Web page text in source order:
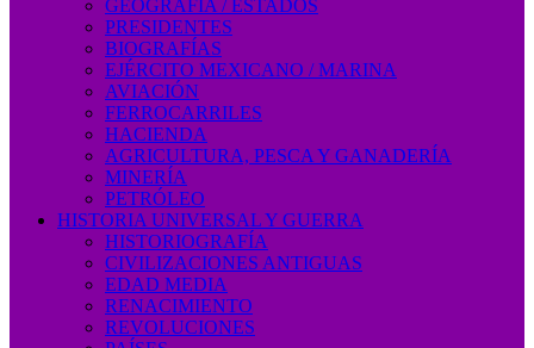
GEOGRAFÍA / ESTADOS
PRESIDENTES
BIOGRAFÍAS
EJÉRCITO MEXICANO / MARINA
AVIACIÓN
FERROCARRILES
HACIENDA
AGRICULTURA, PESCA Y GANADERÍA
MINERÍA
PETRÓLEO
HISTORIA UNIVERSAL Y GUERRA
HISTORIOGRAFÍA
CIVILIZACIONES ANTIGUAS
EDAD MEDIA
RENACIMIENTO
REVOLUCIONES